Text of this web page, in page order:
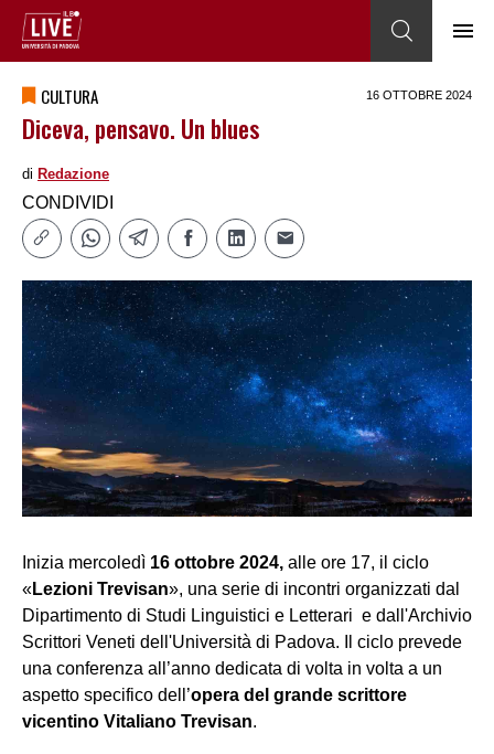
CULTURA 16 OTTOBRE 2024
Diceva, pensavo. Un blues
di Redazione
CONDIVIDI
Inizia mercoledì 16 ottobre 2024, alle ore 17, il ciclo
«Lezioni Trevisan», una serie di incontri organizzati dal
Dipartimento di Studi Linguistici e Letterari e dall'Archivio
Scrittori Veneti dell'Università di Padova. Il ciclo prevede
una conferenza all’anno dedicata di volta in volta a un
aspetto specifico dell’opera del grande scrittore
vicentino Vitaliano Trevisan.